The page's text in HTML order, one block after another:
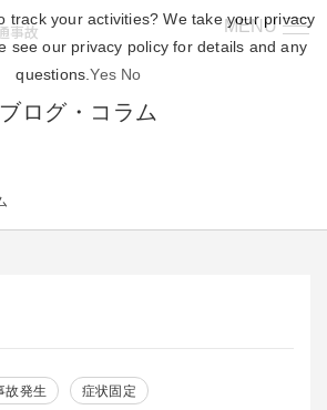
MENU
事故
ブログ・コラム
故発生 症状固定
track your activities? We take your privacy
see our privacy policy for details and any
questions.Yes No